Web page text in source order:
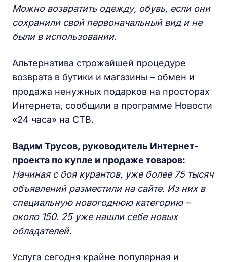
Можно возвратить одежду, обувь, если они
сохранили свой первоначальный вид и не
были в использовании.
Альтернатива строжайшей процедуре
возврата в бутики и магазины – обмен и
продажа ненужных подарков на просторах
Интернета, сообщили в программе Новости
«24 часа» на СТВ.
Вадим Трусов, руководитель Интернет-
проекта по купле и продаже товаров:
Начиная с боя курантов, уже более 75 тысяч
объявлений разместили на сайте. Из них в
специальную новогоднюю категорию –
около 150. 25 уже нашли себе новых
обладателей.
Услуга сегодня крайне популярная и